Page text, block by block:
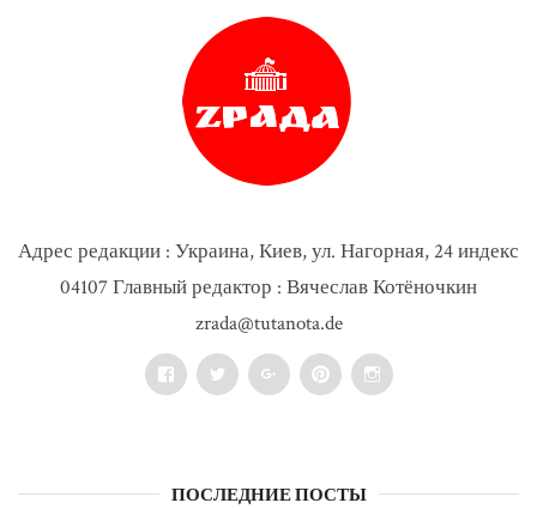
Адрес редакции : Украина, Киев, ул. Нагорная, 24 индекс
04107 Главный редактор : Вячеслав Котёночкин
zrada@tutanota.de
FacebookTwitter Google+PinterestInstagram
ПОСЛЕДНИЕ ПОСТЫ